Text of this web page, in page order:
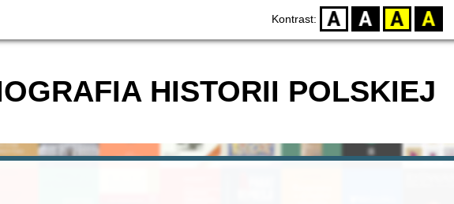
Kontrast: D BW YB BY
HISTORII POLSKIEJ